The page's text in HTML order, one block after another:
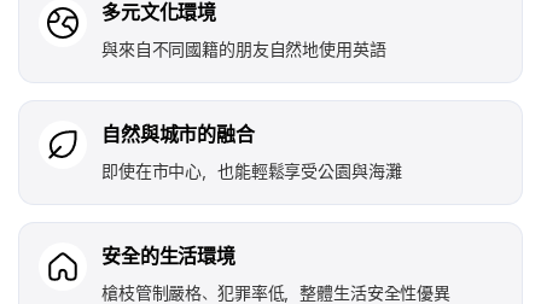
多元文化環境
與來自不同國籍的朋友自然地使用英語
自然與城市的融合
即使在市中心，也能輕鬆享受公園與海灘
安全的生活環境
槍枝管制嚴格、犯罪率低，整體生活安全性優異